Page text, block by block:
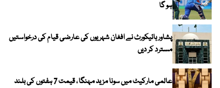
ہو گا
پشاور ہائیکورٹ نے افغان شہریوں کی عارضی قیام کی درخواستیں
مسترد کر دیں
عالمی مارکیٹ میں سونا مزید مہنگا ، قیمت 7 ہفتوں کی بلند